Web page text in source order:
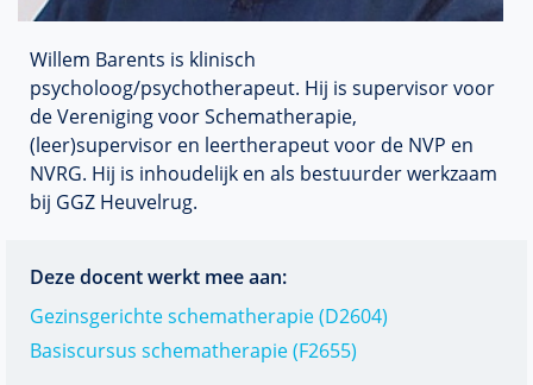
Willem Barents is klinisch
psycholoog/psychotherapeut. Hij is supervisor voor
de Vereniging voor Schematherapie,
(leer)supervisor en leertherapeut voor de NVP en
NVRG. Hij is inhoudelijk en als bestuurder werkzaam
bij GGZ Heuvelrug.
Deze docent werkt mee aan:
Gezinsgerichte schematherapie (D2604)
Basiscursus schematherapie (F2655)